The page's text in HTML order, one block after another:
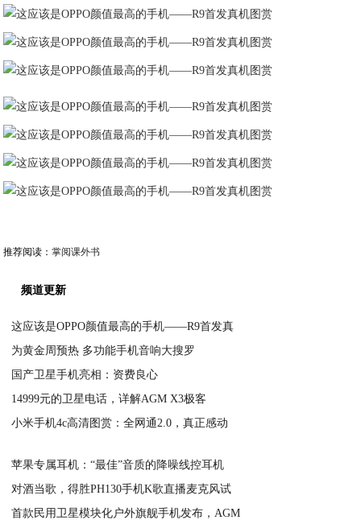
推荐阅读：掌阅课外书
频道更新
这应该是OPPO颜值最高的手机——R9首发真
为黄金周预热 多功能手机音响大搜罗
国产卫星手机亮相：资费良心
14999元的卫星电话，详解AGM X3极客
小米手机4c高清图赏：全网通2.0，真正感动
苹果专属耳机：“最佳”音质的降噪线控耳机
对酒当歌，得胜PH130手机K歌直播麦克风试
首款民用卫星模块化户外旗舰手机发布，AGM